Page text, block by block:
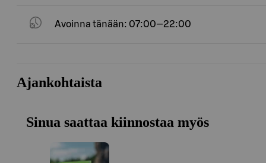
Avoinna tänään: 07:00—22:00
Ajankohtaista
Sinua saattaa kiinnostaa myös